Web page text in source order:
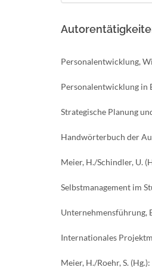
Personalentwicklung,
Personalentwicklung in
Strategische Planung
Handwörterbuch der
Meier, H./Schindler, U.
Selbstmanagement im
Unternehmensführung,
Internationales
Meier, H./Roehr, S.